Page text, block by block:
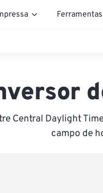
Ferramentas
Central Daylight
campo de